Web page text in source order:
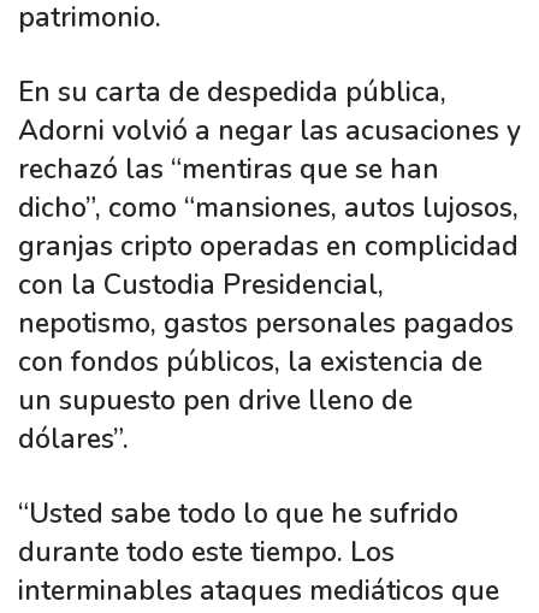
patrimonio.
En su carta de despedida pública,
Adorni volvió a negar las acusaciones y
rechazó las “mentiras que se han
dicho”, como “mansiones, autos lujosos,
granjas cripto operadas en complicidad
con la Custodia Presidencial,
nepotismo, gastos personales pagados
con fondos públicos, la existencia de
un supuesto pen drive lleno de
dólares”.
“Usted sabe todo lo que he sufrido
durante todo este tiempo. Los
interminables ataques mediáticos que